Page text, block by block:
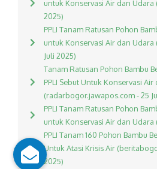
untuk Konservasi Air dan Udara
2025)
PPLI Tanam Ratusan Pohon
untuk Konservasi Air dan
Juli 2025)
Tanam Ratusan Pohon Bambu
PPLI Sebut Untuk Konservasi Air
(radarbogor.jawapos.com - 25
PPLI Tanam Ratusan Pohon
untuk Konservasi Air dan Udara
PPLI Tanam 160 Pohon Bambu
Untuk Atasi Krisis Air
2025)